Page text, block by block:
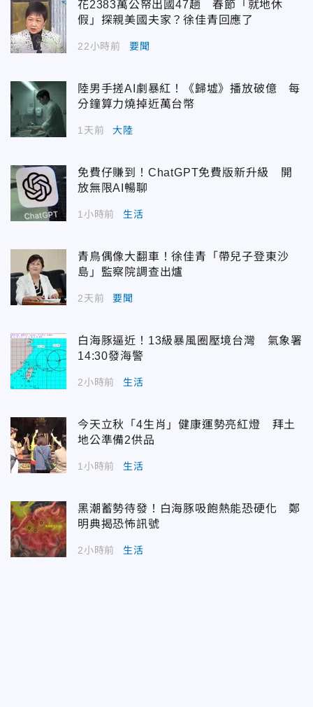
花2383萬公帑出國47趟 春節「就地休
假」探親美國夫家？徐佳青回應了
22小時前 要聞
陸男手搓AI劇暴紅！《歸墟》播放破億 每
分鐘算力燒掉近萬台幣
1天前 大陸
免費仔賺到！ChatGPT免費版新升級 開
放無限AI暢聊
1小時前 生活
青鳥偶像大翻車！徐佳青「帶兒子登東沙
島」監察院調查出爐
2天前 要聞
白海豚逼近！13級暴風圈壓境台灣 氣象署
14:30發海警
2小時前 生活
今天立秋「4生肖」健康運勢亮紅燈 拜土
地公準備2供品
1小時前 生活
黑潮蓄勢待發！白海豚吸飽熱能恐硬化 鄭
明典揭恐怖訊號
2小時前 生活